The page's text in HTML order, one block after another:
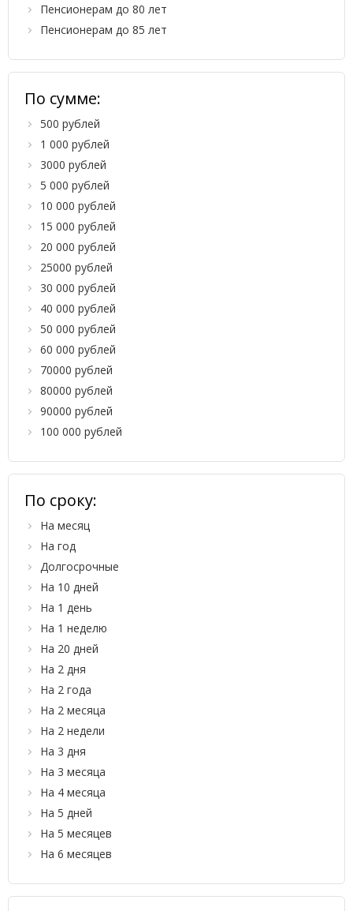
Пенсионерам до 80 лет
Пенсионерам до 85 лет
По сумме:
500 рублей
1 000 рублей
3000 рублей
5 000 рублей
10 000 рублей
15 000 рублей
20 000 рублей
25000 рублей
30 000 рублей
40 000 рублей
50 000 рублей
60 000 рублей
70000 рублей
80000 рублей
90000 рублей
100 000 рублей
По сроку:
На месяц
На год
Долгосрочные
На 10 дней
На 1 день
На 1 неделю
На 20 дней
На 2 дня
На 2 года
На 2 месяца
На 2 недели
На 3 дня
На 3 месяца
На 4 месяца
На 5 дней
На 5 месяцев
На 6 месяцев